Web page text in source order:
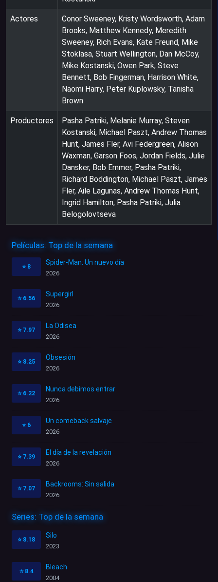
Actores
Conor Sweeney, Kristy Wordsworth, Adam
Brooks, Matthew Kennedy, Meredith
Sweeney, Rich Evans, Kate Freund, Mike
Stoklasa, Stuart Wellington, Dan McCoy,
Mike Kostanski, Owen Park, Steve
Bennett, Bob Fingerman, Harrison White,
Naomi Harry, Peter Kuplowsky, Tanisha
Brown
Productores
Pasha Patriki, Melanie Murray, Steven
Kostanski, Michael Paszt, Andrew Thomas
Hunt, James Fler, Avi Federgreen, Alison
Waxman, Garson Foos, Jordan Fields, Julie
Dansker, Bob Emmer, Pasha Patriki,
Richard Boddington, Michael Paszt, James
Fler, Aile Lagunas, Andrew Thomas Hunt,
Ingrid Hamilton, Pasha Patriki, Julia
Belogolovtseva
Películas: Top de la semana
⭐ 8
Spider-Man: Un nuevo día
2026
⭐ 6.56
Supergirl
2026
⭐ 7.97
La Odisea
2026
⭐ 8.25
Obsesión
2026
⭐ 6.22
Nunca debimos entrar
2026
⭐ 6
Un comeback salvaje
2026
⭐ 7.39
El día de la revelación
2026
⭐ 7.07
Backrooms: Sin salida
2026
Series: Top de la semana
⭐ 8.18
Silo
2023
⭐ 8.4
Bleach
2004